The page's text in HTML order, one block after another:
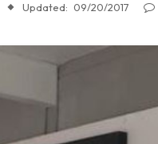
Updated: 09/20/2017